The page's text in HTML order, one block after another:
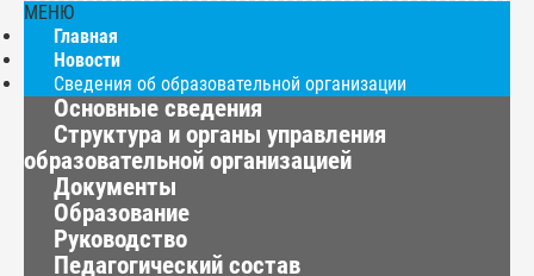
МЕНЮ
Главная
Новости
Сведения об образовательной организации
Основные сведения
Структура и органы управления
образовательной организацией
Документы
Образование
Руководство
Педагогический состав